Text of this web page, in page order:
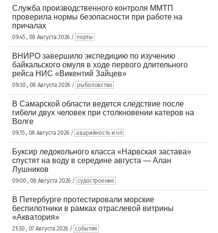
Служба производственного контроля ММТП
проверила нормы безопасности при работе на
причалах
09:45 , 08 Августа 2026 / порты
ВНИРО завершило экспедицию по изучению
байкальского омуля в ходе первого длительного
рейса НИС «Викентий Зайцев»
09:30 , 08 Августа 2026 / рыболовство
В Самарской области ведется следствие после
гибели двух человек при столкновении катеров на
Волге
09:15 , 08 Августа 2026 / аварийность и чп
Буксир ледокольного класса «Нарвская застава»
спустят на воду в середине августа — Алан
Лушников
09:00 , 08 Августа 2026 / судостроение
В Петербурге протестировали морские
беспилотники в рамках отраслевой витрины
«Акватория»
21:30 , 07 Августа 2026 / события